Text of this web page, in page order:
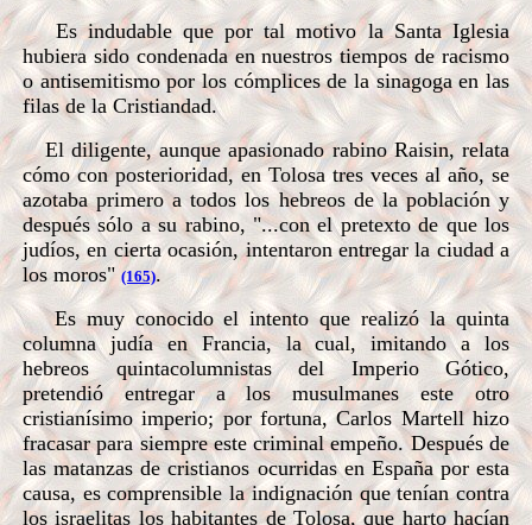
Es indudable que por tal motivo la Santa Iglesia
hubiera sido condenada en nuestros tiempos de racismo
o antisemitismo por los cómplices de la sinagoga en las
filas de la Cristiandad.
El diligente, aunque apasionado rabino Raisin, relata
cómo con posterioridad, en Tolosa tres veces al año, se
azotaba primero a todos los hebreos de la población y
después sólo a su rabino, "...con el pretexto de que los
judíos, en cierta ocasión, intentaron entregar la ciudad a
los moros" (165).
Es muy conocido el intento que realizó la quinta
columna judía en Francia, la cual, imitando a los
hebreos quintacolumnistas del Imperio Gótico,
pretendió entregar a los musulmanes este otro
cristianísimo imperio; por fortuna, Carlos Martell hizo
fracasar para siempre este criminal empeño. Después de
las matanzas de cristianos ocurridas en España por esta
causa, es comprensible la indignación que tenían contra
los israelitas los habitantes de Tolosa, que harto hacían